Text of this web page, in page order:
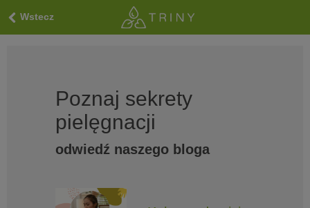
Wstecz
Poznaj sekrety
pielęgnacji
odwiedź naszego bloga